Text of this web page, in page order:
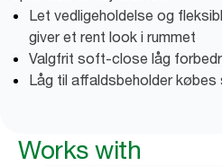
Let vedligeholdelse og
giver et rent look i rummet
Valgfrit soft-close låg
Låg til affaldsbeholder købes
Works with